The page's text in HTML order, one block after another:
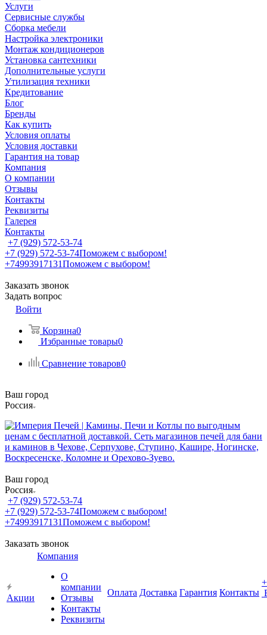
Услуги
Сервисные службы
Сборка мебели
Настройка электроники
Монтаж кондиционеров
Установка сантехники
Дополнительные услуги
Утилизация техники
Кредитование
Блог
Бренды
Как купить
Условия оплаты
Условия доставки
Гарантия на товар
Компания
О компании
Отзывы
Контакты
Реквизиты
Галерея
Контакты
+7 (929) 572-53-74
+7 (929) 572-53-74Поможем с выбором!
+74993917131Поможем с выбором!
Заказать звонок
Задать вопрос
Войти
Корзина0
Избранные товары0
Сравнение товаров0
Ваш город
Россия
Ваш город
Россия
+7 (929) 572-53-74
+7 (929) 572-53-74Поможем с выбором!
+74993917131Поможем с выбором!
Заказать звонок
Акции
Компания
О
компании
Отзывы
Контакты
Реквизиты
Оплата Доставка Гарантия Контакты
+